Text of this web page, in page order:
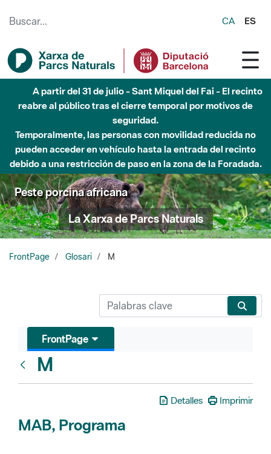
CA ES
A partir del 31 de julio - Sant Miquel del Fai - El recinto
reabre al público tras el cierre temporal por motivos de
seguridad.
Temporalmente, las personas con movilidad reducida no
pueden acceder en vehículo hasta la entrada del recinto
debido a una restricción de paso en la zona de la Foradada.
Peste porcina africana
La Xarxa de Parcs Naturals
FrontPage Glosari M
FrontPage
M
Detalles Imprimir
MAB, Programa